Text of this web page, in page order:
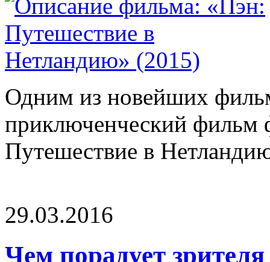
Одним из новейших
приключенческий фильм
Путешествие в
29.03.2016
Чем порадует